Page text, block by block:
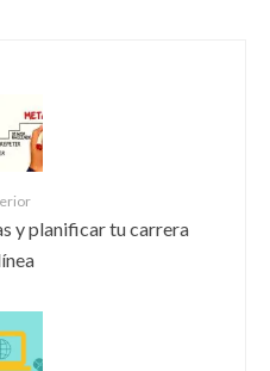
y planificar tu carrera